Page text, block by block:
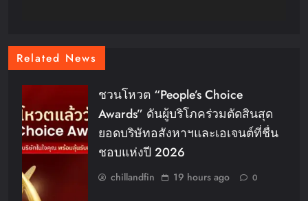
Related News
ชวนโหวต “People’s Choice
Awards” ดันผู้บริโภคร่วมตัดสินสุด
ยอดบริษัทอสังหาฯและเอเจนต์ที่ชื่น
ชอบแห่งปี 2026
chillandfin 19 hours ago 0